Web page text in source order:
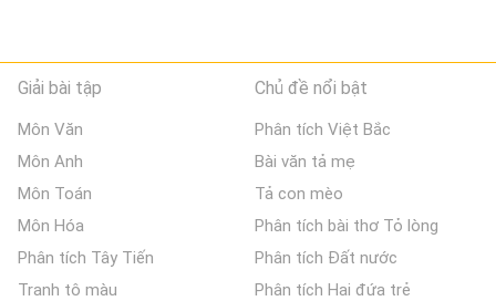
Giải bài tập
Môn Văn
Môn Anh
Môn Toán
Môn Hóa
Phân tích Tây Tiến
Tranh tô màu
Chủ đề nổi bật
Phân tích Việt Bắc
Bài văn tả mẹ
Tả con mèo
Phân tích bài thơ Tỏ lòng
Phân tích Đất nước
Phân tích Hai đứa trẻ